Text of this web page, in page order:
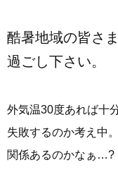
酷暑地域の皆さ
過ごし下さい。
外気温30度あれば十
失敗するのか考え
関係あるのかなぁ…?